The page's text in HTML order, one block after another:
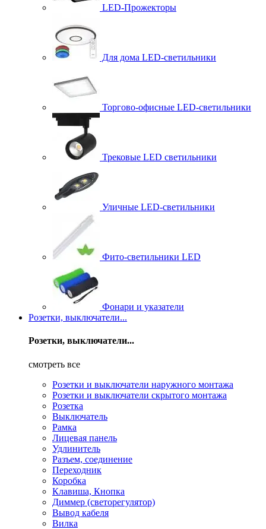
LED-Прожекторы
Для дома LED-светильники
Торгово-офисные LED-светильники
Трековые LED светильники
Уличные LED-светильники
Фито-светильники LED
Фонари и указатели
Розетки, выключатели...
Розетки, выключатели...
смотреть все
Розетки и выключатели наружного монтажа
Розетки и выключатели скрытого монтажа
Розетка
Выключатель
Рамка
Лицевая панель
Удлинитель
Разъем, соединение
Переходник
Коробка
Клавиша, Кнопка
Диммер (светорегулятор)
Вывод кабеля
Вилка